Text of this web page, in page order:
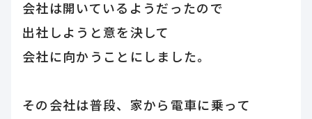
会社は開いているようだったので
出社しようと意を決して
会社に向かうことにしました。
その会社は普段、家から電車に乗って